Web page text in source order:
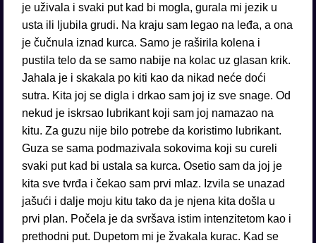
je uživala i svaki put kad bi mogla, gurala mi jezik u
usta ili ljubila grudi. Na kraju sam legao na leđa, a ona
je čučnula iznad kurca. Samo je raširila kolena i
pustila telo da se samo nabije na kolac uz glasan krik.
Jahala je i skakala po kiti kao da nikad neće doći
sutra. Kita joj se digla i drkao sam joj iz sve snage. Od
nekud je iskrsao lubrikant koji sam joj namazao na
kitu. Za guzu nije bilo potrebe da koristimo lubrikant.
Guza se sama podmazivala sokovima koji su cureli
svaki put kad bi ustala sa kurca. Osetio sam da joj je
kita sve tvrđa i čekao sam prvi mlaz. Izvila se unazad
jašući i dalje moju kitu tako da je njena kita došla u
prvi plan. Počela je da svršava istim intenzitetom kao i
prethodni put. Dupetom mi je žvakala kurac. Kad se